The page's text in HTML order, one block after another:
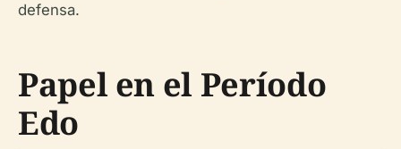
defensa.
Papel en el Período
Edo